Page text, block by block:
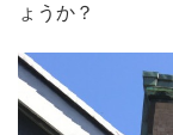
ょうか？